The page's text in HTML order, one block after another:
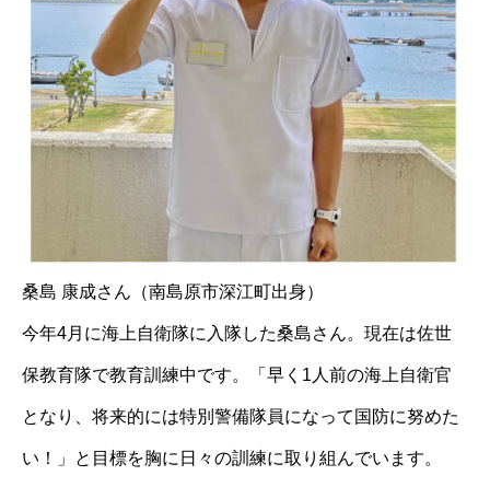
桑島 康成さん（南島原市深江町出身）
今年4月に海上自衛隊に入隊した桑島さん。現在は佐世
保教育隊で教育訓練中です。「早く1人前の海上自衛官
となり、将来的には特別警備隊員になって国防に努めた
い！」と目標を胸に日々の訓練に取り組んでいます。